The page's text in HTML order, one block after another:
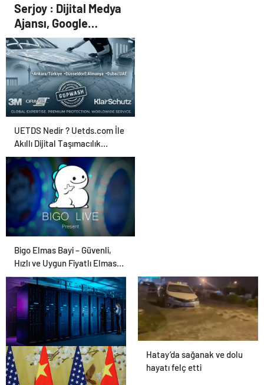
Serjoy : Dijital Medya
Ajansı, Google
Reklam Ajansı, SEO
Ajansı ve Web
Tasarım Ajansı
UETDS Nedir ? Uetds.com İle
Akıllı Dijital Taşımacılık
Yazılımı
Bigo Elmas Bayi – Güvenli,
Hızlı ve Uygun Fiyatlı Elmas
Satın Almanın Yeni Adresi
Datahost İle Güvenilir
Sunucu Hizmetleri
Hatay’da sağanak ve dolu
hayatı felç etti